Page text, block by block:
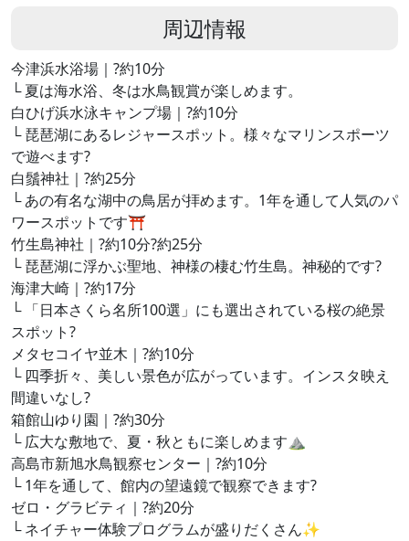
周辺情報
今津浜水浴場｜?約10分
└ 夏は海水浴、冬は水鳥観賞が楽しめます。
白ひげ浜水泳キャンプ場｜?約10分
└ 琵琶湖にあるレジャースポット。様々なマリンスポーツ
で遊べます?
白鬚神社｜?約25分
└ あの有名な湖中の鳥居が拝めます。1年を通して人気のパ
ワースポットです⛩
竹生島神社｜?約10分?約25分
└ 琵琶湖に浮かぶ聖地、神様の棲む竹生島。神秘的です?
海津大崎｜?約17分
└ 「日本さくら名所100選」にも選出されている桜の絶景
スポット?
メタセコイヤ並木｜?約10分
└ 四季折々、美しい景色が広がっています。インスタ映え
間違いなし?
箱館山ゆり園｜?約30分
└ 広大な敷地で、夏・秋ともに楽しめます⛰
高島市新旭水鳥観察センター｜?約10分
└ 1年を通して、館内の望遠鏡で観察できます?
ゼロ・グラビティ｜?約20分
└ ネイチャー体験プログラムが盛りだくさん✨